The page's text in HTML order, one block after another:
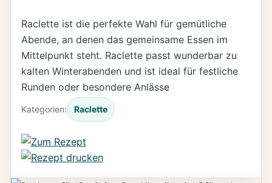
Raclette ist die perfekte Wahl für gemütliche
Abende, an denen das gemeinsame Essen im
Mittelpunkt steht. Raclette passt wunderbar zu
kalten Winterabenden und ist ideal für festliche
Runden oder besondere Anlässe
Kategorien: Raclette